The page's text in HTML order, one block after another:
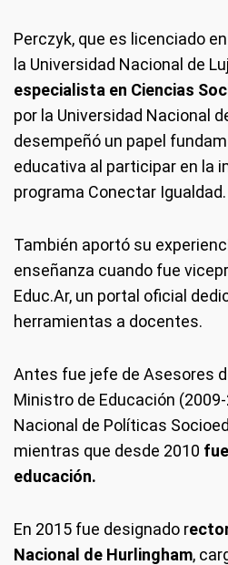
Perczyk, que es licenciado
la Universidad Nacional de
especialista en Ciencias
por la Universidad Nacional
desempeñó un papel
educativa al participar en la
programa Conectar Igualdad.
También aportó su
enseñanza cuando fue
Educ.Ar, un portal oficial
herramientas a docentes.
Antes fue jefe de Asesores
Ministro de Educación
Nacional de Políticas
mientras que desde 2010
educación.
En 2015 fue designado r
Nacional de Hurlingham,